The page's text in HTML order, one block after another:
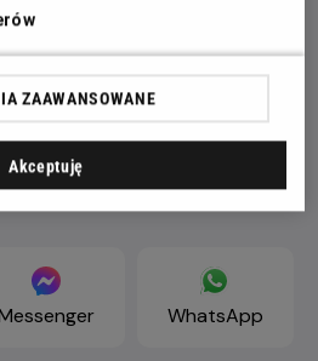
WhatsApp
ZAAWANSOWANE
Akceptuję